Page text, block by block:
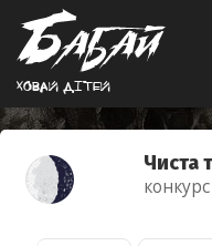
Ховай дiтей
Чиста
конкурс